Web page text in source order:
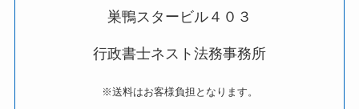
巣鴨スタービル４０３
行政書士ネスト法務事務所
※送料はお客様負担となります。